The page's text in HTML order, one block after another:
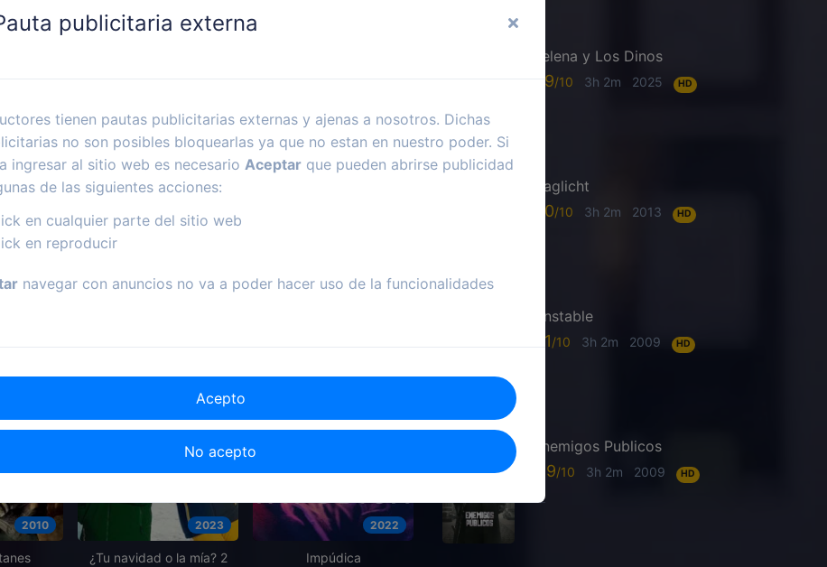
2010 2023
¿Tu navidad o la mía? 2
2022
Impúdica
Selena y Los Dinos
7.9 3h 2m 2025 HD
Daglicht
7.0 3h 2m 2013 HD
Unstable
6.1 3h 2m 2009 HD
Enemigos Publicos
6.9 3h 2m 2009 HD
publicitaria externa
tienen pautas publicitarias externas y ajenas a nosotros. Dichas
no son posibles bloquearlas ya que no estan en nuestro poder. Si
ingresar al sitio web es necesario Aceptar que pueden abrirse publicidad
de las siguientes acciones:
en cualquier parte del sitio web
en reproducir
navegar con anuncios no va a poder hacer uso de la funcionalidades
Acepto
No acepto